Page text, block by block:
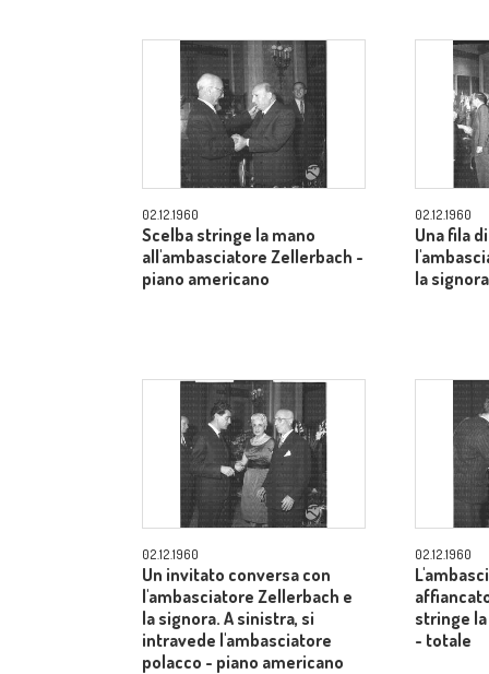
02.12.1960
Scelba stringe la mano
all'ambasciatore Zellerbach -
piano americano
02.12.1960
Una fila
la
02.12.1960
Un invitato conversa con
l'ambasciatore Zellerbach e
la signora. A sinistra, si
intravede l'ambasciatore
polacco - piano americano
02.12.1960
stringe
- totale